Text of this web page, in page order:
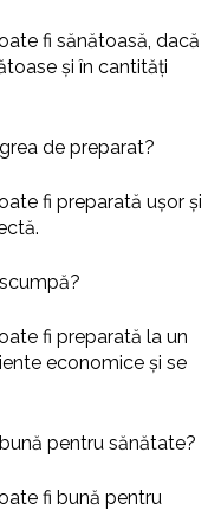
fi sănătoasă, dacă
și în cantități
de preparat?
fi preparată ușor și
fi preparată la un
economice și se
pentru sănătate?
fi bună pentru